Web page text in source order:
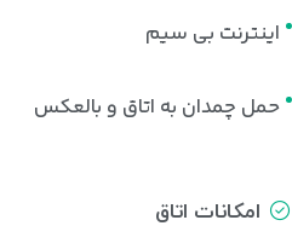
اینترنت بی سیم
حمل چمدان به اتاق و بالعکس
امکانات اتاق